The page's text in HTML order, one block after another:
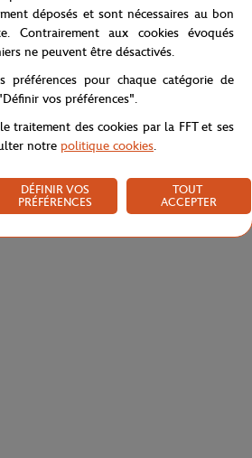
déposés et sont nécessaires au bon
Contrairement aux cookies évoqués
ne peuvent être désactivés.
préférences pour chaque catégorie de
vos préférences".
traitement des cookies par la FFT et ses
notre politique cookies.
DÉFINIR VOS
PRÉFÉRENCES
TOUT
ACCEPTER